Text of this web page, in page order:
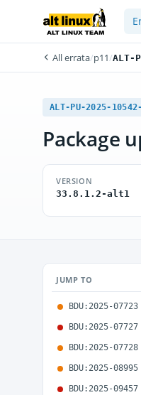
All errata/p11/ALT-
ALT-PU-2025-
Package
VERSION
33.8.1.2-alt1
JUMP TO
BDU:2025-07723
BDU:2025-07727
BDU:2025-07728
BDU:2025-08995
BDU:2025-09457